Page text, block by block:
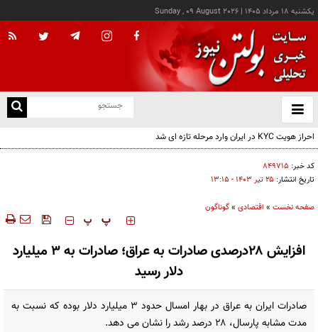
يکشنبه ۱۸ مرداد ۱۴۰۵ |
Sunday , 09 August 2026
باز
و
احراز هویت KYC در ایران وارد مرحله تازه ای شد
کد خبر: ۸۴۹۷۱۵
تاریخ انتشار: ۲۵ تير ۱۴۰۳ - ۱۳:۱۵
صفحه نخست » اقتصادی »گوناگون
‍‍‍ پ پ
افزایش ۲۸درصدی صادرات به عراق؛ صادرات به ۳ میلیارد
دلار رسید
صادرات ایران به عراق در بهار امسال حدود ۳ میلیارد دلار بوده که نسبت به
مدت مشابه پارسال، ۲۸ درصد رشد را نشان می دهد.